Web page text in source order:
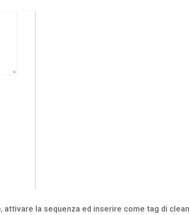
attivare la sequenza ed inserire come tag di clean